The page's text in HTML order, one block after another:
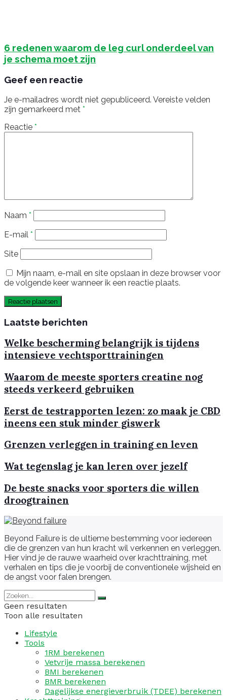
6 redenen waarom de leg curl onderdeel van
je schema moet zijn
Geef een reactie
Je e-mailadres wordt niet gepubliceerd. Vereiste velden
zijn gemarkeerd met *
Reactie *
Naam *
E-mail *
Site
Mijn naam, e-mail en site opslaan in deze browser voor
de volgende keer wanneer ik een reactie plaats.
Laatste berichten
Welke bescherming belangrijk is tijdens
intensieve vechtsporttrainingen
Waarom de meeste sporters creatine nog
steeds verkeerd gebruiken
Eerst de testrapporten lezen: zo maak je CBD
ineens een stuk minder giswerk
Grenzen verleggen in training en leven
Wat tegenslag je kan leren over jezelf
De beste snacks voor sporters die willen
droogtrainen
Beyond Failure is de ultieme bestemming voor iedereen
die de grenzen van hun kracht wil verkennen en verleggen.
Hier vind je de rauwe waarheid over krachttraining, met
verhalen en tips die je voorbij de conventionele wijsheid en
de angst voor falen brengen.
Geen resultaten
Toon alle resultaten
Lifestyle
Tools
1RM berekenen
Vetvrije massa berekenen
BMI berekenen
BMR berekenen
Dagelijkse energieverbruik (TDEE) berekenen